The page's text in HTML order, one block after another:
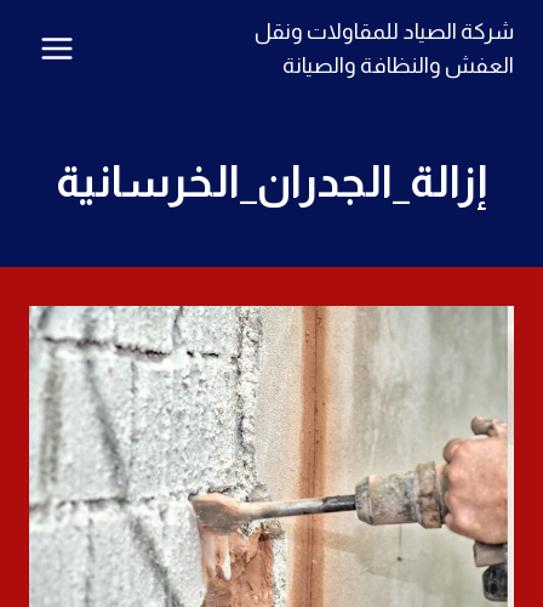
التجاوز
شركة الصياد للمقاولات ونقل
العفش والنظافة والصيانة
إزالة_الجدران_الخرسانية